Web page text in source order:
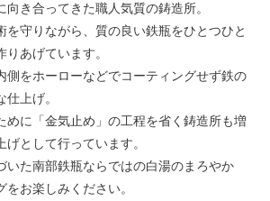
き合ってきた職人気質の鋳造所。
を守りながら、質の良い鉄瓶をひとつひと
あげています。
側をホーローなどでコーティングせず鉄の
上げ。
めに「金気止め」の工程を省く鋳造所も増
として行っています。
いた南部鉄瓶ならではの白湯のまろやか
お楽しみください。